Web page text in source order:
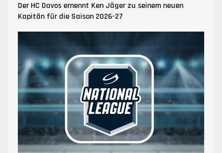
Der HC Davos ernennt Ken Jäger zu seinem neuen
Kapitän für die Saison 2026-27